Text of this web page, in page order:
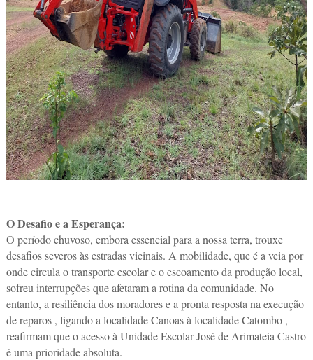
O Desafio e a Esperança:
O período chuvoso, embora essencial para a nossa terra, trouxe
desafios severos às estradas vicinais. A mobilidade, que é a veia por
onde circula o transporte escolar e o escoamento da produção local,
sofreu interrupções que afetaram a rotina da comunidade. No
entanto, a resiliência dos moradores e a pronta resposta na execução
de reparos , ligando a localidade Canoas à localidade Catombo ,
reafirmam que o acesso à Unidade Escolar José de Arimateia Castro
é uma prioridade absoluta.